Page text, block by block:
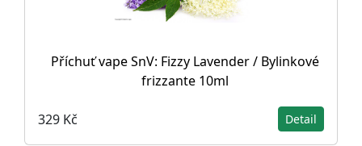
Příchuť vape SnV: Fizzy Lavender / Bylinkové
frizzante 10ml
329 Kč Detail